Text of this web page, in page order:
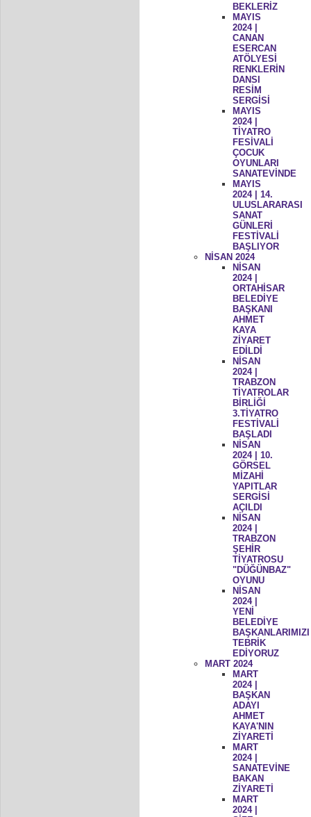
BEKLERİZ
MAYIS
2024 |
CANAN
ESERCAN
ATÖLYESİ
RENKLERİN
DANSI
RESİM
SERGİSİ
MAYIS
2024 |
TİYATRO
FESİVALİ
ÇOCUK
OYUNLARI
SANATEVİNDE
MAYIS
2024 | 14.
ULUSLARARASI
SANAT
GÜNLERİ
FESTİVALİ
BAŞLIYOR
NİSAN 2024
NİSAN
2024 |
ORTAHİSAR
BELEDİYE
BAŞKANI
AHMET
KAYA
ZİYARET
EDİLDİ
NİSAN
2024 |
TRABZON
TİYATROLAR
BİRLİĞİ
3.TİYATRO
FESTİVALİ
BAŞLADI
NİSAN
2024 | 10.
GÖRSEL
MİZAHİ
YAPITLAR
SERGİSİ
AÇILDI
NİSAN
2024 |
TRABZON
ŞEHİR
TİYATROSU
"DÜĞÜNBAZ"
OYUNU
NİSAN
2024 |
YENİ
BELEDİYE
BAŞKANLARIMIZI
TEBRİK
EDİYORUZ
MART 2024
MART
2024 |
BAŞKAN
ADAYI
AHMET
KAYA'NIN
ZİYARETİ
MART
2024 |
SANATEVİNE
BAKAN
ZİYARETİ
MART
2024 |